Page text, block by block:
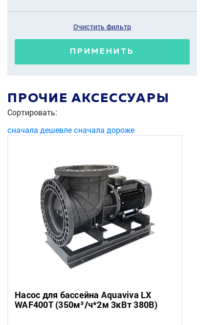
Очистить фильтр
ПРИМЕНИТЬ
ПРОЧИЕ АКСЕССУАРЫ
Сортировать:
сначала дешевлесначала дороже
Насос для бассейна Aquaviva LX
WAF400T (350м³/ч*2м 3кВт 380В)